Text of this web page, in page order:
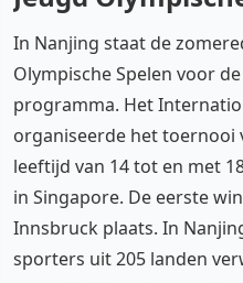
In Nanjing staat de
Olympische Spelen voor
programma. Het
organiseerde het
leeftijd van 14 tot en met
in Singapore. De eerste
Innsbruck plaats. In
sporters uit 205 landen